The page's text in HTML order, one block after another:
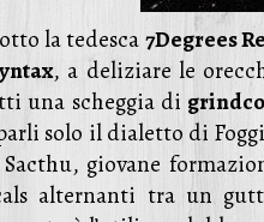
la tedesca7Degrees
, a deliziare le
una scheggia di
solo il dialetto di
Sacthu, giovane
alternanti tra un